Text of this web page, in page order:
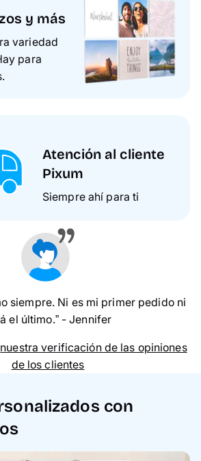
y más
variedad
para
Atención al cliente
Pixum
Siempre ahí para ti
siempre. Ni es mi primer pedido ni
el último.” - Jennifer
nuestra verificación de las opiniones
de los clientes
con